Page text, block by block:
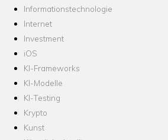
Informationstechnologie
Internet
Investment
iOS
KI-Frameworks
KI-Modelle
KI-Testing
Krypto
Kunst